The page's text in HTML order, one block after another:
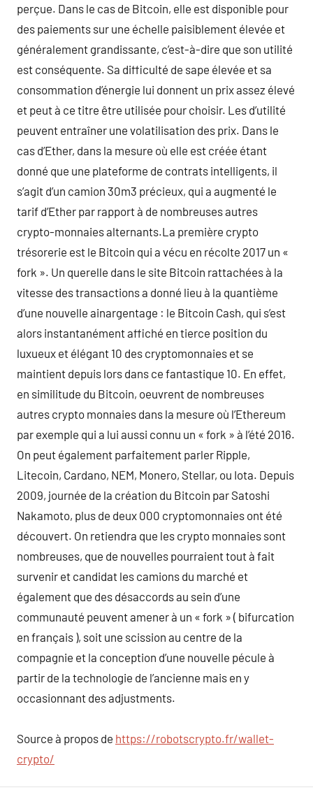
perçue. Dans le cas de Bitcoin, elle est disponible pour
des paiements sur une échelle paisiblement élevée et
généralement grandissante, c’est-à-dire que son utilité
est conséquente. Sa difficulté de sape élevée et sa
consommation d’énergie lui donnent un prix assez élevé
et peut à ce titre être utilisée pour choisir. Les d’utilité
peuvent entraîner une volatilisation des prix. Dans le
cas d’Ether, dans la mesure où elle est créée étant
donné que une plateforme de contrats intelligents, il
s’agit d’un camion 30m3 précieux, qui a augmenté le
tarif d’Ether par rapport à de nombreuses autres
crypto-monnaies alternants.La première crypto
trésorerie est le Bitcoin qui a vécu en récolte 2017 un «
fork ». Un querelle dans le site Bitcoin rattachées à la
vitesse des transactions a donné lieu à la quantième
d’une nouvelle ainargentage : le Bitcoin Cash, qui s’est
alors instantanément affiché en tierce position du
luxueux et élégant 10 des cryptomonnaies et se
maintient depuis lors dans ce fantastique 10. En effet,
en similitude du Bitcoin, oeuvrent de nombreuses
autres crypto monnaies dans la mesure où l’Ethereum
par exemple qui a lui aussi connu un « fork » à l’été 2016.
On peut également parfaitement parler Ripple,
Litecoin, Cardano, NEM, Monero, Stellar, ou Iota. Depuis
2009, journée de la création du Bitcoin par Satoshi
Nakamoto, plus de deux 000 cryptomonnaies ont été
découvert. On retiendra que les crypto monnaies sont
nombreuses, que de nouvelles pourraient tout à fait
survenir et candidat les camions du marché et
également que des désaccords au sein d’une
communauté peuvent amener à un « fork » ( bifurcation
en français ), soit une scission au centre de la
compagnie et la conception d’une nouvelle pécule à
partir de la technologie de l’ancienne mais en y
occasionnant des adjustments.
Source à propos de https://robotscrypto.fr/wallet-
crypto/